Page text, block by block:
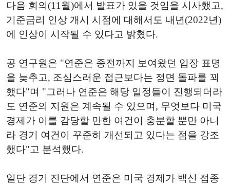
다음 회의(11월)에서 발표가 있을 것임을 시사했고,
기준금리 인상 개시 시점에 대해서도 내년(2022년)
에 인상이 시작될 수 있다고 밝혔다.
공 연구원은 "연준은 종전까지 보여왔던 입장 표명
을 늦추고, 조심스러운 접근보다는 정면 돌파를 꾀
했다"며 "그러나 연준은 해당 일정들이 진행되더라
도 연준의 지원은 계속될 수 있으며, 무엇보다 미국
경제가 이를 감당할 만한 여건이 충분할 뿐만 아니
라 경기 여건이 꾸준히 개선되고 있다는 점을 강조
했다"고 분석했다.
일단 경기 진단에서 연준은 미국 경제가 백신 접종